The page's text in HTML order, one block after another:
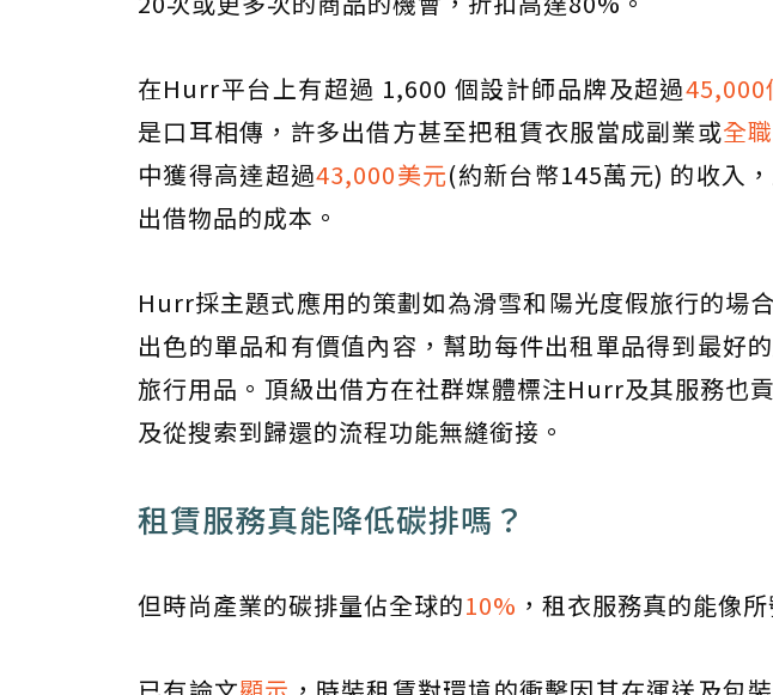
在Hurr平台上有超過 1,600 個設計師品牌及超過45,000
是口耳相傳，許多出借方甚至把租賃衣服當成副業或全
中獲得高達超過43,000美元(約新台幣145萬元) 的收入
出借物品的成本。
Hurr採主題式應用的策劃如為滑雪和陽光度假旅行的場
出色的單品和有價值內容，幫助每件出租單品得到最好
旅行用品。頂級出借方在社群媒體標注Hurr及其服務也
及從搜索到歸還的流程功能無縫銜接。
租賃服務真能降低碳排嗎？
但時尚產業的碳排量佔全球的10% ，租衣服務真的能像